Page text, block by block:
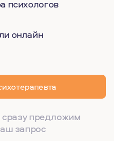
психологов
онлайн
сразу предложим
запрос